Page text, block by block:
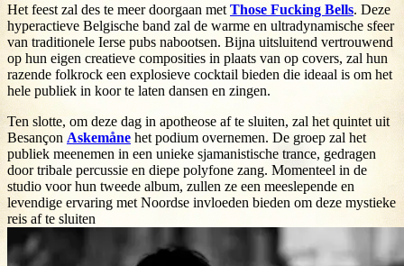
Het feest zal des te meer doorgaan met Those Fucking Bells. Deze
hyperactieve Belgische band zal de warme en ultradynamische sfeer
van traditionele Ierse pubs nabootsen. Bijna uitsluitend vertrouwend
op hun eigen creatieve composities in plaats van op covers, zal hun
razende folkrock een explosieve cocktail bieden die ideaal is om het
hele publiek in koor te laten dansen en zingen.
Ten slotte, om deze dag in apotheose af te sluiten, zal het quintet uit
Besançon Askemåne het podium overnemen. De groep zal het
publiek meenemen in een unieke sjamanistische trance, gedragen
door tribale percussie en diepe polyfone zang. Momenteel in de
studio voor hun tweede album, zullen ze een meeslepende en
levendige ervaring met Noordse invloeden bieden om deze mystieke
reis af te sluiten